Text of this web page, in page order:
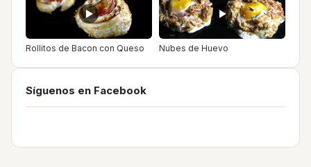
Rollitos de Bacon con Queso Nubes de Huevo
Síguenos en Facebook